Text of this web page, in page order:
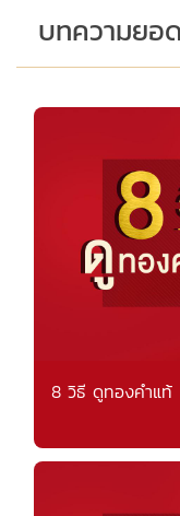
บทความยอ
8 วิธี ดูทองคำแท้